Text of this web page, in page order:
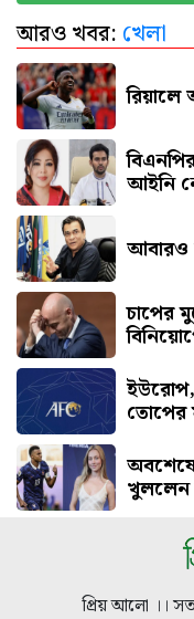
বগুড়ায়
আরও খবর: খেলা
আইনি
আবারও
চাপের
ইউরোপ,
তোপের
খুললেন
প্রিয় আলো ।।